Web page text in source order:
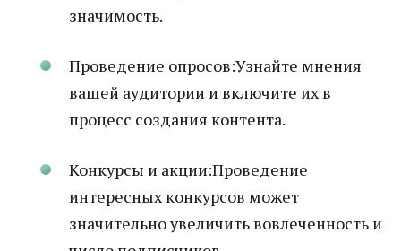
значимость.
Проведение опросов:Узнайте мнения
вашей аудитории и включите их в
процесс создания контента.
Конкурсы и акции:Проведение
интересных конкурсов может
значительно увеличить вовлеченность и